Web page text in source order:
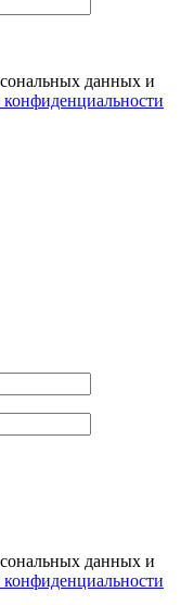
данных и
данных и